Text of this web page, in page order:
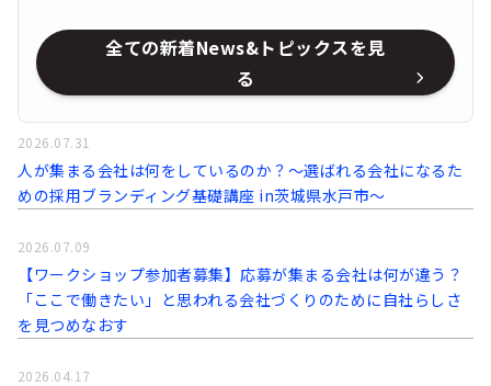
全ての新着News&トピックスを見
る
人が集まる会社は何をしているのか？～選ばれる会社になるた
めの採用ブランディング基礎講座 in茨城県水戸市～
2026.07.31
【ワークショップ参加者募集】応募が集まる会社は何が違う？
「ここで働きたい」と思われる会社づくりのために自社らしさ
を見つめなおす
2026.07.09
2026.04.17